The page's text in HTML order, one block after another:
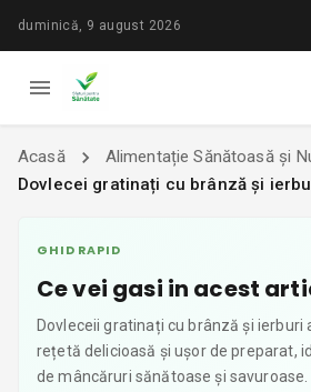
duminică, 9 august 2026
Acasă
Alimentație Sănătoasă și
Dovlecei gratinați cu brânză și
GHID RAPID
Ce vei gasi in acest
Dovleceii gratinați cu brânză și
rețetă delicioasă și ușor de preparat,
de mâncăruri sănătoase și